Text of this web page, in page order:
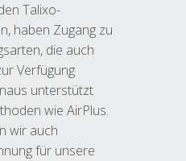
Talixo-
haben Zugang zu
die auch
Verfügung
unterstützt
wie AirPlus.
wir auch
für unsere